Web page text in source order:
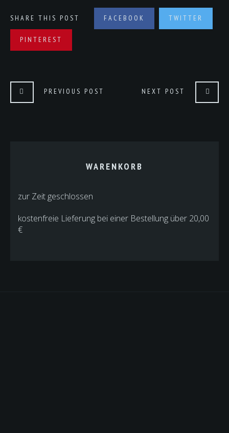
SHARE THIS POST FACEBOOK TWITTER
PINTEREST
PREVIOUS POST NEXT POST
WARENKORB
zur Zeit geschlossen
kostenfreie Lieferung bei einer Bestellung über 20,00
€